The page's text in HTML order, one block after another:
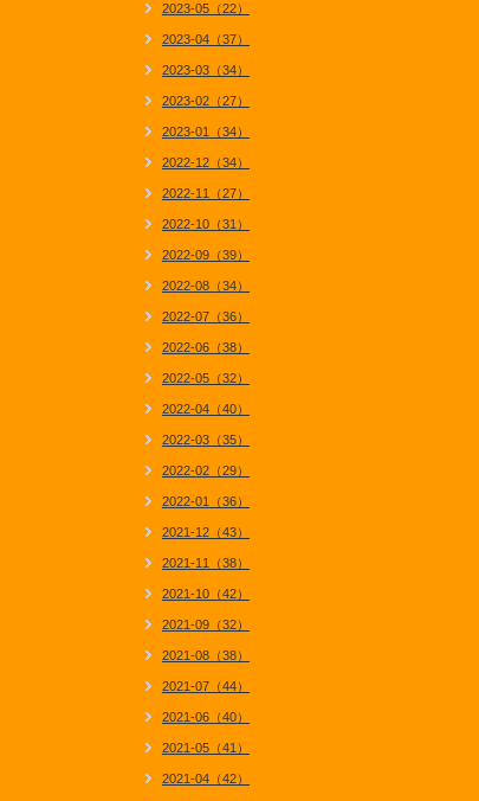
2023-05（22）
2023-04（37）
2023-03（34）
2023-02（27）
2023-01（34）
2022-12（34）
2022-11（27）
2022-10（31）
2022-09（39）
2022-08（34）
2022-07（36）
2022-06（38）
2022-05（32）
2022-04（40）
2022-03（35）
2022-02（29）
2022-01（36）
2021-12（43）
2021-11（38）
2021-10（42）
2021-09（32）
2021-08（38）
2021-07（44）
2021-06（40）
2021-05（41）
2021-04（42）